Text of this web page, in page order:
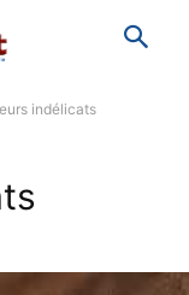
indélicats